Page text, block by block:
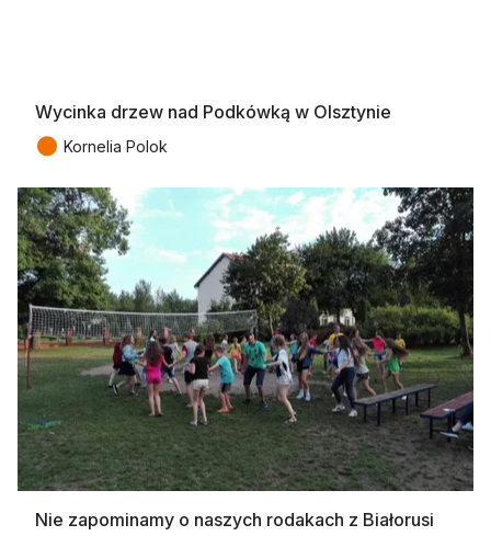
Wycinka drzew nad Podkówką w Olsztynie
● Kornelia Polok
Nie zapominamy o naszych rodakach z Białorusi